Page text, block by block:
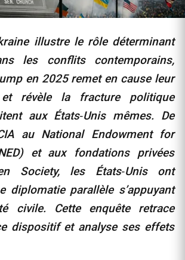
illustre le rôle déterminant
les conflits contemporains,
en 2025 remet en cause leur
et révèle la fracture politique
aux États‑Unis mêmes. De
au National Endowment for
et aux fondations privées
Society, les États‑Unis ont
diplomatie parallèle s’appuyant
civile. Cette enquête retrace
dispositif et analyse ses effets